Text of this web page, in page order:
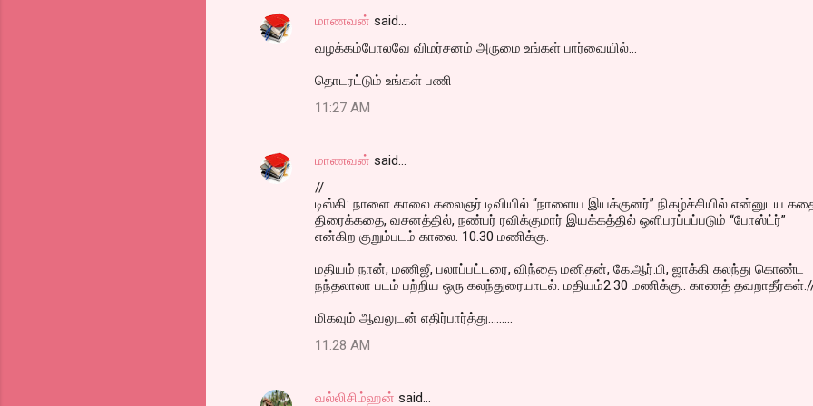
மாணவன் said…
வழக்கம்போலவே விமர்சனம் அருமை உங்கள் பார்வையில்...
தொடரட்டும் உங்கள் பணி
11:27 AM
மாணவன் said…
//
டிஸ்கி: நாளை காலை கலைஞர் டிவியில் “நாளைய இயக்குனர்” நிகழ்ச்சியில் என்னுடய
திரைக்கதை, வசனத்தில், நண்பர் ரவிக்குமார் இயக்கத்தில் ஒளிபரப்பப்படும் “போஸ்ட்ர்”
என்கிற குறும்படம் காலை. 10.30 மணிக்கு.
மதியம் நான், மணிஜீ, பலாப்பட்டரை, விந்தை மனிதன், கே.ஆர்.பி, ஜாக்கி கலந்து கொண்ட
நந்தலாலா படம் பற்றிய ஒரு கலந்துரையாடல். மதியம்2.30 மணிக்கு.. காணத்
மிகவும் ஆவலுடன் எதிர்பார்த்து.........
11:28 AM
வல்லிசிம்ஹன் said…